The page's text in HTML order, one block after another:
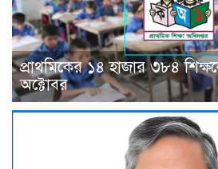
প্রাথমিকের ১৪ হাজার ৩৮৪
অক্টোবর